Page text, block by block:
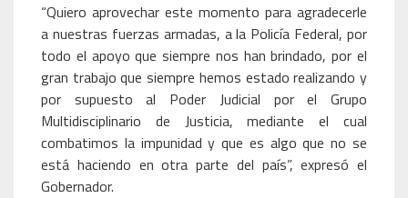
“Quiero aprovechar este momento para agradecerle
a nuestras fuerzas armadas, a la Policía Federal, por
todo el apoyo que siempre nos han brindado, por el
gran trabajo que siempre hemos estado realizando y
por supuesto al Poder Judicial por el Grupo
Multidisciplinario de Justicia, mediante el cual
combatimos la impunidad y que es algo que no se
está haciendo en otra parte del país”, expresó el
Gobernador.